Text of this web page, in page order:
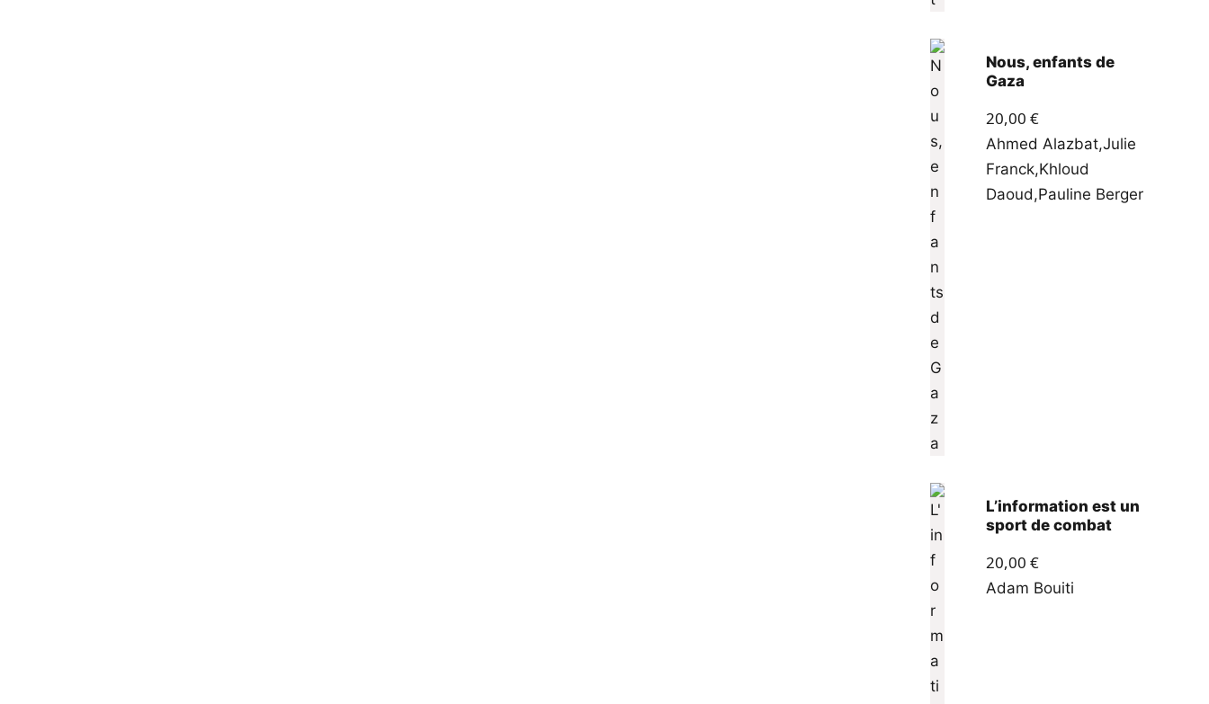
Nous, enfants de
Gaza
20,00 €
Ahmed Alazbat,Julie
Franck,Khloud
Daoud,Pauline Berger
L’information est un
sport de combat
20,00 €
Adam Bouiti